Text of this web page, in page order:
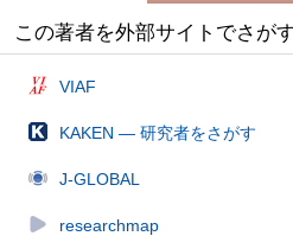
この著者を外部サイトでさが
VIAF
KAKEN — 研究者をさがす
J-GLOBAL
researchmap